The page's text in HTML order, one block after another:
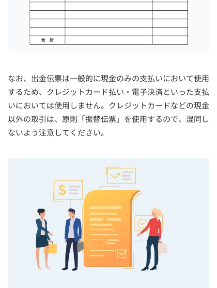
なお、出金伝票は一般的に現金のみの支払いにおいて使用
するため、クレジットカード払い・電子決済といった支払
いにおいては使用しません。クレジットカードなどの現金
以外の取引は、原則「振替伝票」を使用するので、混同し
ないよう注意してください。